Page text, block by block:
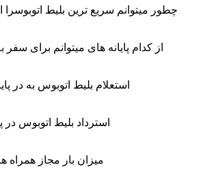
چطور میتوانم سریع ترین بلیط اتوبوسرا
از کدام پایانه های میتوانم برای سفر
استعلام بلیط اتوبوس به در
استرداد بلیط اتوبوس در
میزان بار مجاز